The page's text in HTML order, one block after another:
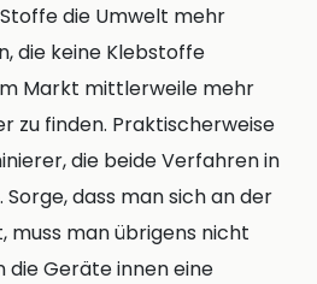
die Umwelt mehr
die keine Klebstoffe
Markt mittlerweile mehr
zu finden. Praktischerweise
die beide Verfahren in
dass man sich an der
man übrigens nicht
die Geräte innen eine